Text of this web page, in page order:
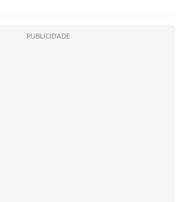
PUBLICIDADE